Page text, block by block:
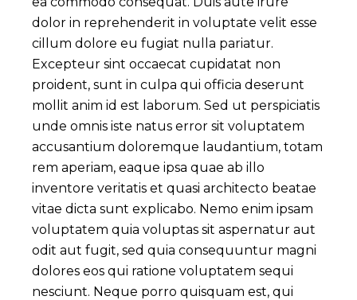
dolor in reprehenderit in voluptate velit esse
cillum dolore eu fugiat nulla pariatur.
Excepteur sint occaecat cupidatat non
proident, sunt in culpa qui officia deserunt
mollit anim id est laborum. Sed ut perspiciatis
unde omnis iste natus error sit voluptatem
accusantium doloremque laudantium, totam
rem aperiam, eaque ipsa quae ab illo
inventore veritatis et quasi architecto beatae
vitae dicta sunt explicabo. Nemo enim ipsam
voluptatem quia voluptas sit aspernatur aut
odit aut fugit, sed quia consequuntur magni
dolores eos qui ratione voluptatem sequi
nesciunt. Neque porro quisquam est, qui